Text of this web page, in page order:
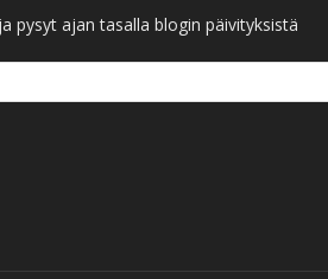
pysyt ajan tasalla blogin päivityksistä